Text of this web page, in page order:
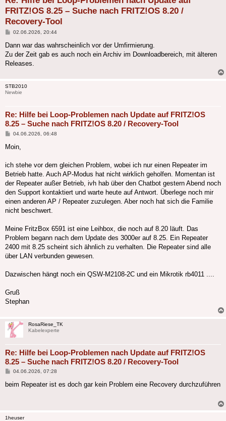
FRITZ!OS 8.25 – Suche nach FRITZ!OS 8.20 /
Recovery-Tool
Beitrag
02.06.2026, 20:44
Dann war das wahrscheinlich vor der Umfirmierung.
Zu der Zeit gab es auch noch ein Archiv im Downloadbereich, mit älteren
Releases.
STB2010
Newbie
Re: Hilfe bei Loop-Problemen nach Update auf FRITZ!OS
8.25 – Suche nach FRITZ!OS 8.20 / Recovery-Tool
Beitrag
04.06.2026, 06:48
Moin,
ich stehe vor dem gleichen Problem, wobei ich nur einen Repeater im
Betrieb hatte. Auch AP-Modus hat nicht wirklich geholfen. Momentan ist
der Repeater außer Betrieb, ivh hab über den Chatbot gestern Abend noch
den Support kontaktiert und warte heute auf Antwort. Überlege noch mir
einen anderen AP / Repeater zuzulegen. Aber noch hat sich die Familie
nicht beschwert.
Meine FritzBox 6591 ist eine Leihbox, die noch auf 8.20 läuft. Das
Problem begann nach dem Update des 3000er auf 8.25. Ein Repeater
2400 mit 8.25 scheint sich ähnlich zu verhalten. Die Repeater sind alle
über LAN verbunden gewesen.
Dazwischen hängt noch ein QSW-M2108-2C und ein Mikrotik rb4011 ....
Gruß
Stephan
RosaRiese_TK
Kabelexperte
Re: Hilfe bei Loop-Problemen nach Update auf FRITZ!OS
8.25 – Suche nach FRITZ!OS 8.20 / Recovery-Tool
Beitrag
04.06.2026, 07:28
beim Repeater ist es doch gar kein Problem eine Recovery durchzuführen
1heuser